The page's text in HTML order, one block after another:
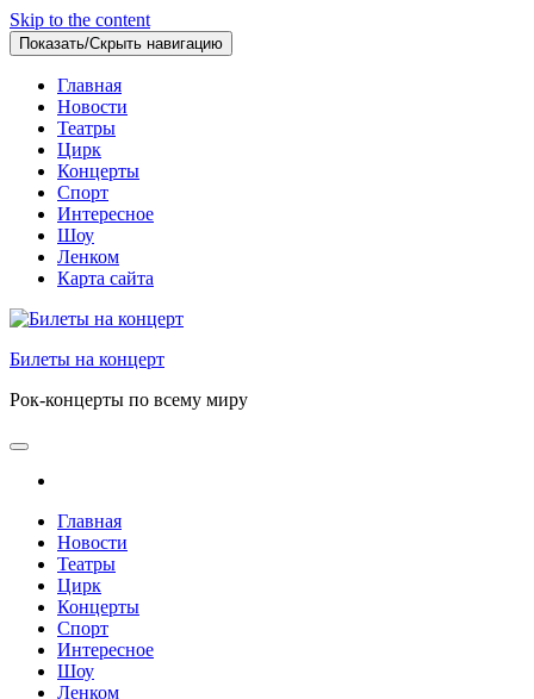
Skip to the content
Показать/Скрыть навигацию
Главная
Новости
Театры
Цирк
Концерты
Спорт
Интересное
Шоу
Ленком
Карта сайта
Билеты на концерт
Рок-концерты по всему миру
Главная
Новости
Театры
Цирк
Концерты
Спорт
Интересное
Шоу
Ленком